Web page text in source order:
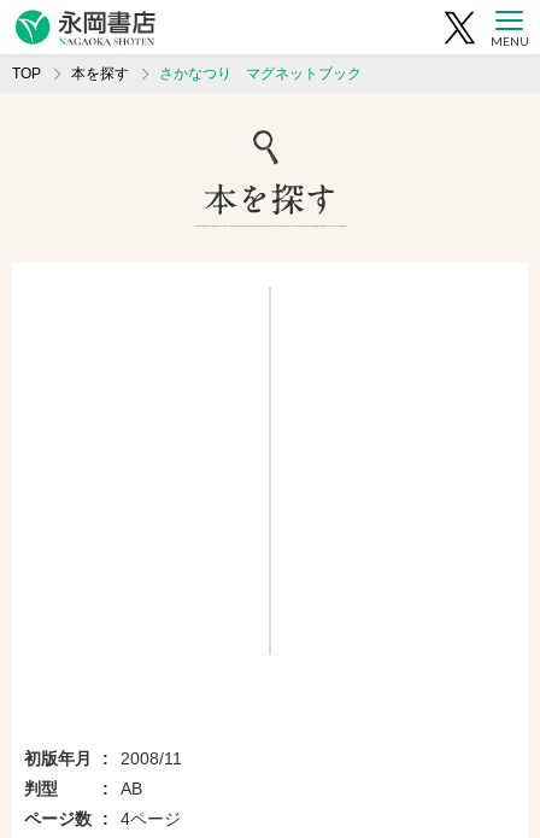
MENU
TOP 本を探す さかなつり マグネットブック
初版年月
2008/11
判型
AB
ページ数
4ページ